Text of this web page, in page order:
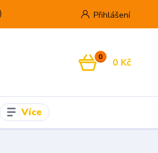
Přihlášení
0 0 Kč
Více